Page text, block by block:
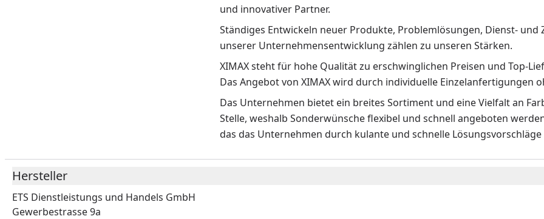
und innovativer Partner.
Ständiges Entwickeln neuer Produkte, Problemlösungen, Dienst-
unserer Unternehmensentwicklung zählen zu unseren Stärken.
XIMAX steht für hohe Qualität zu erschwinglichen Preisen und Top-
Das Angebot von XIMAX wird durch individuelle Einzelanfertigungen
Das Unternehmen bietet ein breites Sortiment und eine Vielfalt an
Stelle, weshalb Sonderwünsche flexibel und schnell angeboten
das das Unternehmen durch kulante und schnelle Lösungsvorschläge
Hersteller
ETS Dienstleistungs und Handels GmbH
Gewerbestrasse 9a